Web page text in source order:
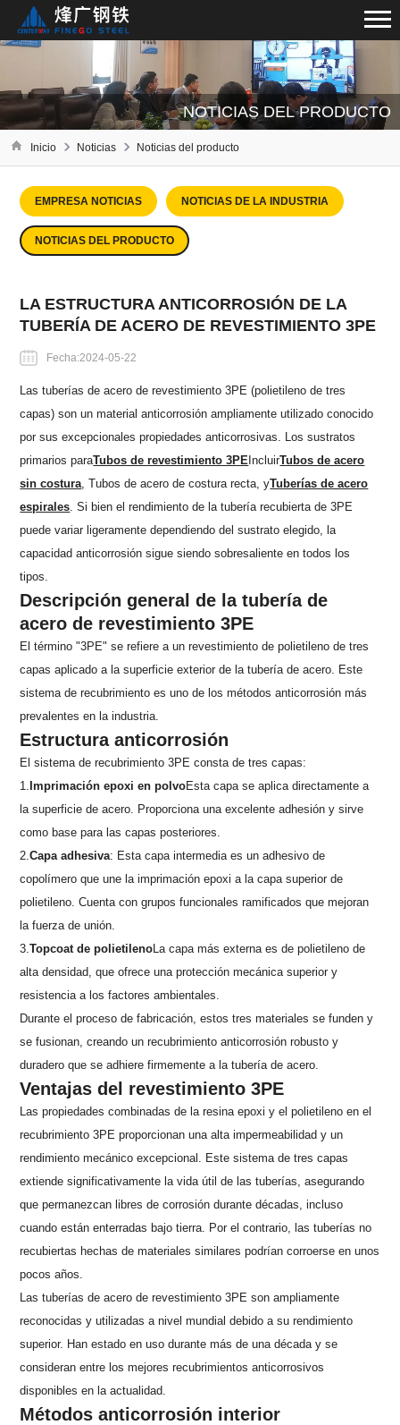
NOTICIAS DEL PRODUCTO
Inicio Noticias Noticias del producto
EMPRESA NOTICIAS NOTICIAS DE LA INDUSTRIA
NOTICIAS DEL PRODUCTO
LA ESTRUCTURA ANTICORROSIÓN DE LA
TUBERÍA DE ACERO DE REVESTIMIENTO 3PE
Fecha:2024-05-22
Las tuberías de acero de revestimiento 3PE (polietileno de tres
capas) son un material anticorrosión ampliamente utilizado conocido
por sus excepcionales propiedades anticorrosivas. Los sustratos
primarios paraTubos de revestimiento 3PEIncluirTubos de acero
sin costura , Tubos de acero de costura recta, yTuberías de acero
espirales . Si bien el rendimiento de la tubería recubierta de 3PE
puede variar ligeramente dependiendo del sustrato elegido, la
capacidad anticorrosión sigue siendo sobresaliente en todos los
tipos.
Descripción general de la tubería de
acero de revestimiento 3PE
El término "3PE" se refiere a un revestimiento de polietileno de tres
capas aplicado a la superficie exterior de la tubería de acero. Este
sistema de recubrimiento es uno de los métodos anticorrosión más
prevalentes en la industria.
Estructura anticorrosión
El sistema de recubrimiento 3PE consta de tres capas:
1.Imprimación epoxi en polvoEsta capa se aplica directamente a
la superficie de acero. Proporciona una excelente adhesión y sirve
como base para las capas posteriores.
2.Capa adhesiva: Esta capa intermedia es un adhesivo de
copolímero que une la imprimación epoxi a la capa superior de
polietileno. Cuenta con grupos funcionales ramificados que mejoran
la fuerza de unión.
3.Topcoat de polietilenoLa capa más externa es de polietileno de
alta densidad, que ofrece una protección mecánica superior y
resistencia a los factores ambientales.
Durante el proceso de fabricación, estos tres materiales se funden y
se fusionan, creando un recubrimiento anticorrosión robusto y
duradero que se adhiere firmemente a la tubería de acero.
Ventajas del revestimiento 3PE
Las propiedades combinadas de la resina epoxi y el polietileno en el
recubrimiento 3PE proporcionan una alta impermeabilidad y un
rendimiento mecánico excepcional. Este sistema de tres capas
extiende significativamente la vida útil de las tuberías, asegurando
que permanezcan libres de corrosión durante décadas, incluso
cuando están enterradas bajo tierra. Por el contrario, las tuberías no
recubiertas hechas de materiales similares podrían corroerse en unos
pocos años.
Las tuberías de acero de revestimiento 3PE son ampliamente
reconocidas y utilizadas a nivel mundial debido a su rendimiento
superior. Han estado en uso durante más de una década y se
consideran entre los mejores recubrimientos anticorrosivos
disponibles en la actualidad.
Métodos anticorrosión interior